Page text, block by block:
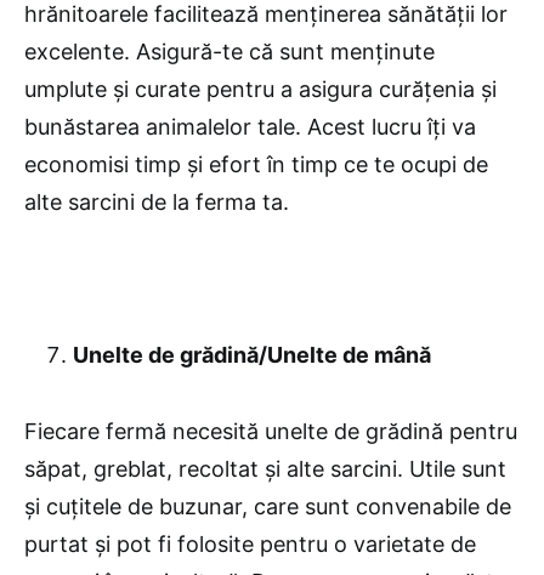
hrănitoarele facilitează menținerea sănătății lor
excelente. Asigură-te că sunt menținute
umplute și curate pentru a asigura curățenia și
bunăstarea animalelor tale. Acest lucru îți va
economisi timp și efort în timp ce te ocupi de
alte sarcini de la ferma ta.
Unelte de grădină/Unelte de mână
Fiecare fermă necesită unelte de grădină pentru
săpat, greblat, recoltat și alte sarcini. Utile sunt
și cuțitele de buzunar, care sunt convenabile de
purtat și pot fi folosite pentru o varietate de